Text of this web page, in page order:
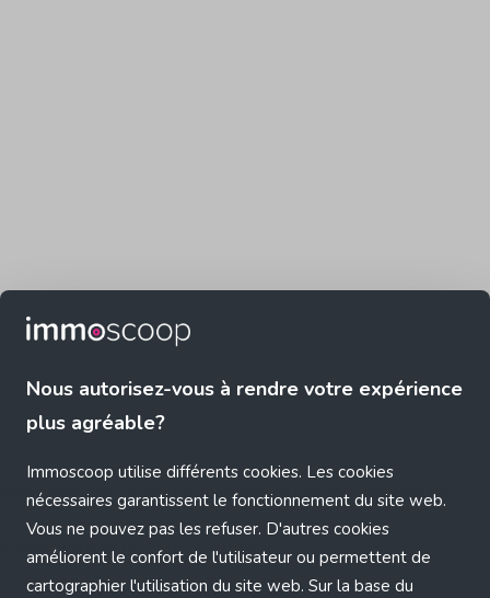
Nous autorisez-vous à rendre votre expérience
plus agréable?
Immoscoop utilise différents cookies. Les cookies
nécessaires garantissent le fonctionnement du site web.
Vous ne pouvez pas les refuser. D'autres cookies
améliorent le confort de l'utilisateur ou permettent de
cartographier l'utilisation du site web. Sur la base du
Application error: a client-side exception has occurred (see the
browser console for more information)